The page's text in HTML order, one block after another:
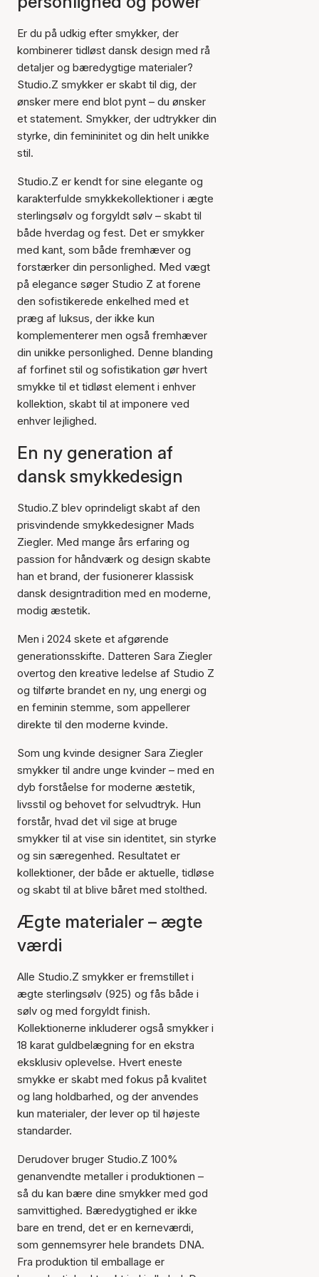
Er du på udkig efter smykker, der
kombinerer tidløst dansk design med rå
detaljer og bæredygtige materialer?
Studio.Z smykker er skabt til dig, der
ønsker mere end blot pynt – du ønsker
et statement. Smykker, der udtrykker din
styrke, din femininitet og din helt unikke
stil.
Studio.Z er kendt for sine elegante og
karakterfulde smykkekollektioner i ægte
sterlingsølv og forgyldt sølv – skabt til
både hverdag og fest. Det er smykker
med kant, som både fremhæver og
forstærker din personlighed. Med vægt
på elegance søger Studio Z at forene
den sofistikerede enkelhed med et
præg af luksus, der ikke kun
komplementerer men også fremhæver
din unikke personlighed. Denne blanding
af forfinet stil og sofistikation gør hvert
smykke til et tidløst element i enhver
kollektion, skabt til at imponere ved
enhver lejlighed.
En ny generation af
dansk smykkedesign
Studio.Z blev oprindeligt skabt af den
prisvindende smykkedesigner Mads
Ziegler. Med mange års erfaring og
passion for håndværk og design skabte
han et brand, der fusionerer klassisk
dansk designtradition med en moderne,
modig æstetik.
Men i 2024 skete et afgørende
generationsskifte. Datteren Sara Ziegler
overtog den kreative ledelse af Studio Z
og tilførte brandet en ny, ung energi og
en feminin stemme, som appellerer
direkte til den moderne kvinde.
Som ung kvinde designer Sara Ziegler
smykker til andre unge kvinder – med en
dyb forståelse for moderne æstetik,
livsstil og behovet for selvudtryk. Hun
forstår, hvad det vil sige at bruge
smykker til at vise sin identitet, sin styrke
og sin særegenhed. Resultatet er
kollektioner, der både er aktuelle, tidløse
og skabt til at blive båret med stolthed.
Ægte materialer – ægte
værdi
Alle Studio.Z smykker er fremstillet i
ægte sterlingsølv (925) og fås både i
sølv og med forgyldt finish.
Kollektionerne inkluderer også smykker i
18 karat guldbelægning for en ekstra
eksklusiv oplevelse. Hvert eneste
smykke er skabt med fokus på kvalitet
og lang holdbarhed, og der anvendes
kun materialer, der lever op til højeste
standarder.
Derudover bruger Studio.Z 100%
genanvendte metaller i produktionen –
så du kan bære dine smykker med god
samvittighed. Bæredygtighed er ikke
bare en trend, det er en kerneværdi,
som gennemsyrer hele brandets DNA.
Fra produktion til emballage er